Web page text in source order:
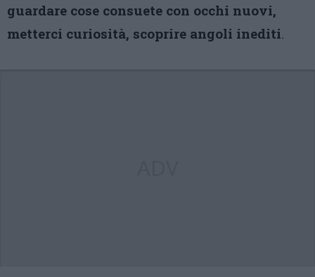
guardare cose consuete con occhi nuovi,
metterci curiosità, scoprire angoli inediti.